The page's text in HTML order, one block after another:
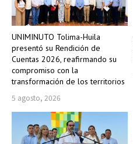
UNIMINUTO Tolima-Huila
presentó su Rendición de
Cuentas 2026, reafirmando su
compromiso con la
transformación de los territorios
5 agosto, 2026